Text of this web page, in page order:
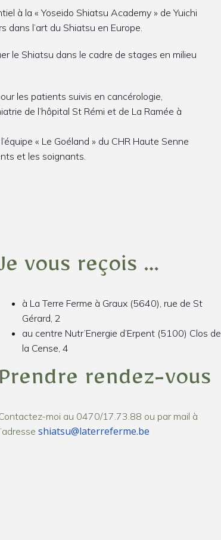
à la « Yoseido Shiatsu Academy » de Yuichi
dans l’art du Shiatsu en Europe.
le Shiatsu dans le cadre de stages en milieu
les patients suivis en cancérologie,
de l’hôpital St Rémi et de La Ramée à
« Le Goéland » du CHR Haute Senne
et les soignants.
vous reçois …
à La Terre Ferme à Graux (5640), rue de St
Gérard, 2
au centre Nutr’Energie d’Erpent (5100) Clos de
la Cense, 4
Prendre rendez-vous
moi au 0470/17.73.88 ou par mail à
shiatsu@laterreferme.be